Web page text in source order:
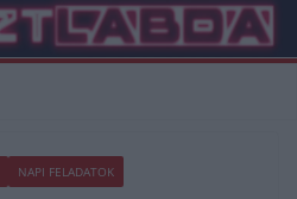
NAPI FELADATOK